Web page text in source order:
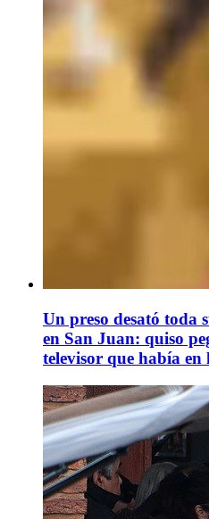
Un preso desató toda
en San Juan: quiso
televisor que había en